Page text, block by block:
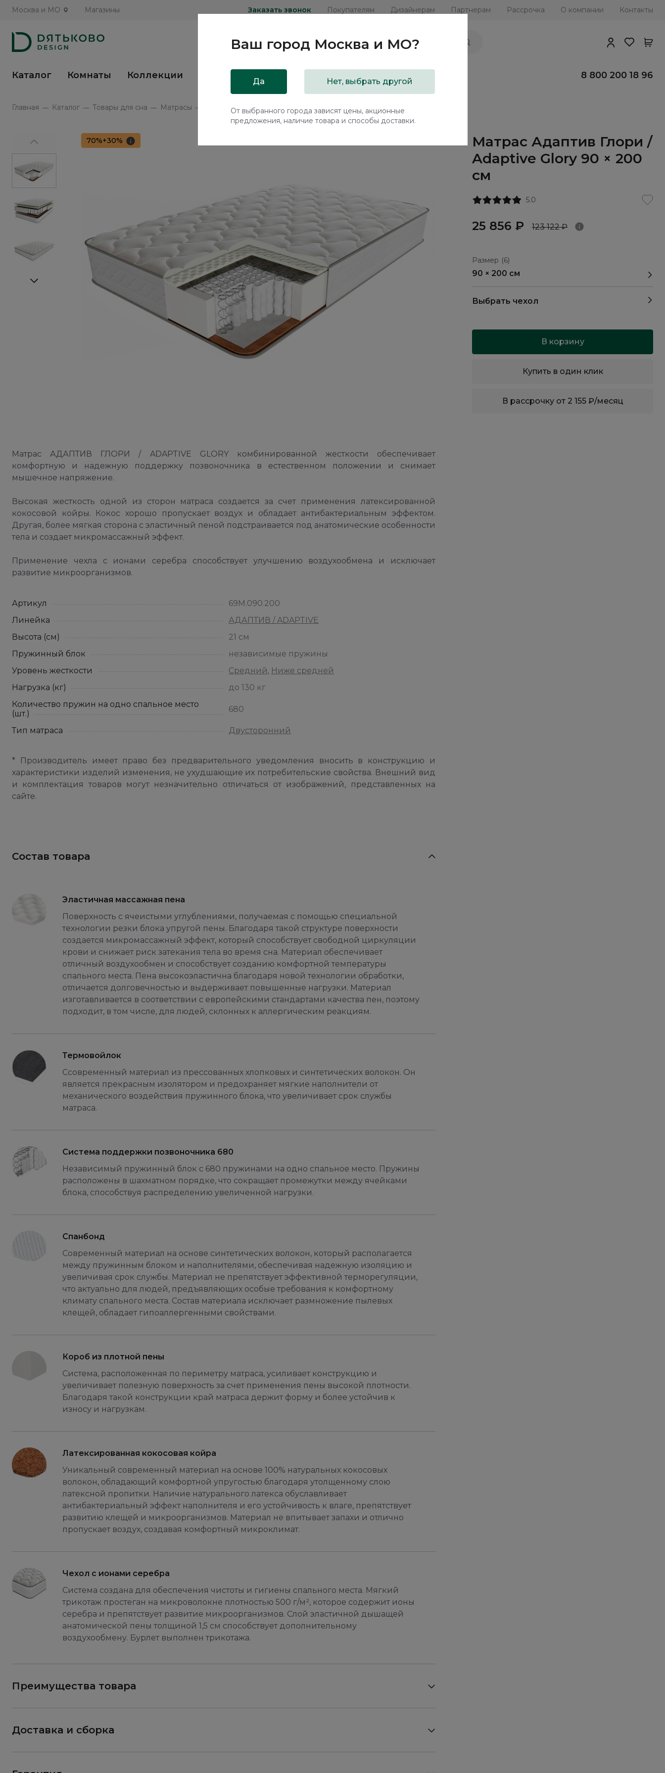
Москва и МО Магазины Заказать звонок Покупателям Дизайнерам Партнерам Рассрочка О компании Контакты
Каталог Комнаты Коллекции Распродажа 8 800 200 18 96
Главная Каталог Товары для сна Матрасы Матрас Адаптив Глори / Adaptive Glory
Матрас Адаптив Глори /
Adaptive Glory 90 × 200
см
5.0
25 856 ₽ 123 122 ₽
Размер (6)
90 × 200 см
Выбрать чехол
В корзину
Купить в один клик
В рассрочку от 2 155 ₽/месяц
70%+30%
Матрас АДАПТИВ ГЛОРИ / ADAPTIVE GLORY комбинированной жесткости обеспечивает
комфортную и надежную поддержку позвоночника в естественном положении и снимает
мышечное напряжение.
Высокая жесткость одной из сторон матраса создается за счет применения латексированной
кокосовой койры. Кокос хорошо пропускает воздух и обладает антибактериальным эффектом.
Другая, более мягкая сторона с эластичный пеной подстраивается под анатомические особенности
тела и создает микромассажный эффект.
Применение чехла с ионами серебра способствует улучшению воздухообмена и исключает
развитие микроорганизмов.
Артикул
69М.090.200
Линейка
АДАПТИВ / ADAPTIVE
Высота (см)
21 см
Пружинный блок
независимые пружины
Уровень жесткости
Средний, Ниже средней
Нагрузка (кг)
до 130 кг
Количество пружин на одно спальное место
(шт.)
680
Тип матраса Двусторонний
* Производитель имеет право без предварительного уведомления вносить в конструкцию и
характеристики изделий изменения, не ухудшающие их потребительские свойства. Внешний вид
и комплектация товаров могут незначительно отличаться от изображений, представленных на
сайте.
Состав товара
Эластичная массажная пена
Поверхность с ячеистыми углублениями, получаемая с помощью специальной
технологии резки блока упругой пены. Благодаря такой структуре поверхности
создается микромассажный эффект, который способствует свободной циркуляции
крови и снижает риск затекания тела во время сна. Материал обеспечивает
отличный воздухообмен и способствует созданию комфортной температуры
спального места. Пена высокоэластична благодаря новой технологии обработки,
отличается долговечностью и выдерживает повышенные нагрузки. Материал
изготавливается в соответствии с европейскими стандартами качества пен, поэтому
подходит, в том числе, для людей, склонных к аллергическим реакциям.
Термовойлок
Ссовременный материал из прессованных хлопковых и синтетических волокон. Он
является прекрасным изолятором и предохраняет мягкие наполнители от
механического воздействия пружинного блока, что увеличивает срок службы
матраса.
Система поддержки позвоночника 680
Независимый пружинный блок с 680 пружинами на одно спальное место. Пружины
расположены в шахматном порядке, что сокращает промежутки между ячейками
блока, способствуя распределению увеличенной нагрузки.
Спанбонд
Современный материал на основе синтетических волокон, который располагается
между пружинным блоком и наполнителями, обеспечивая надежную изоляцию и
увеличивая срок службы. Материал не препятствует эффективной терморегуляции,
что актуально для людей, предъявляющих особые требования к комфортному
климату спального места. Состав материала исключает размножение пылевых
клещей, обладает гипоаллергенными свойствами.
Короб из плотной пены
Система, расположенная по периметру матраса, усиливает конструкцию и
увеличивает полезную поверхность за счет применения пены высокой плотности.
Благодаря такой конструкции край матраса держит форму и более устойчив к
износу и нагрузкам.
Латексированная кокосовая койра
Уникальный современный материал на основе 100% натуральных кокосовых
волокон, обладающий комфортной упругостью благодаря утолщенному слою
латексной пропитки. Наличие натурального латекса обуславливает
антибактериальный эффект наполнителя и его устойчивость к влаге, препятствует
развитию клещей и микроорганизмов. Материал не впитывает запахи и отлично
пропускает воздух, создавая комфортный микроклимат.
Чехол c ионами серебра
Система создана для обеспечения чистоты и гигиены спального места. Мягкий
трикотаж простеган на микроволокне плотностью 500 г/м², которое содержит ионы
серебра и препятствует развитие микроорганизмов. Слой эластичной дышащей
анатомической пены толщиной 1,5 см способствует дополнительному
воздухообмену. Бурлет выполнен трикотажа.
Преимущества товара
Доставка и сборка
Ваш город Москва и МО?
Да Нет, выбрать другой
От выбранного города зависят цены, акционные
предложения, наличие товара и способы доставки.